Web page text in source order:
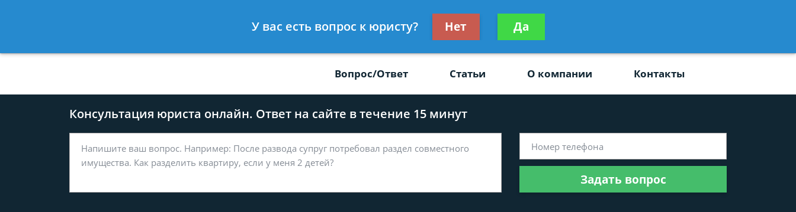
8 812 509-27-47
Получите консультацию
бесплатно
Вопрос/Ответ Статьи О компании Контакты
Консультация юриста онлайн. Ответ на сайте в течение 15 минут
Задать вопрос
У вас есть вопрос к юристу? Нет Да